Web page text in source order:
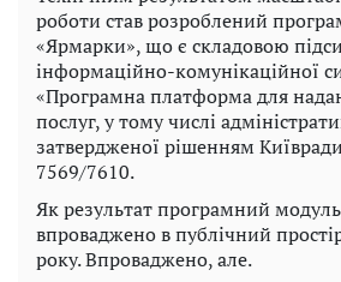
роботи став розроблений
«Ярмарки», що є складовою
інформаційно-комунікаційної
«Програмна платформа для
послуг, у тому числі
затвердженої рішенням
7569/7610.
Як результат програмний
впроваджено в публічний
року. Впроваджено, але.